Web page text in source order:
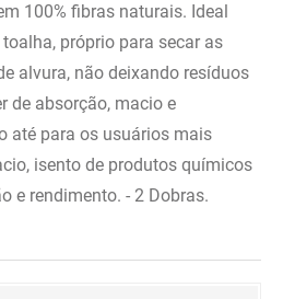
100% fibras naturais. Ideal
próprio para secar as
alvura, não deixando resíduos
de absorção, macio e
até para os usuários mais
isento de produtos químicos
e rendimento. - 2 Dobras.